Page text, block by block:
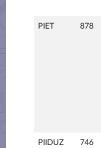
PIET 878
PIIDUZ 746